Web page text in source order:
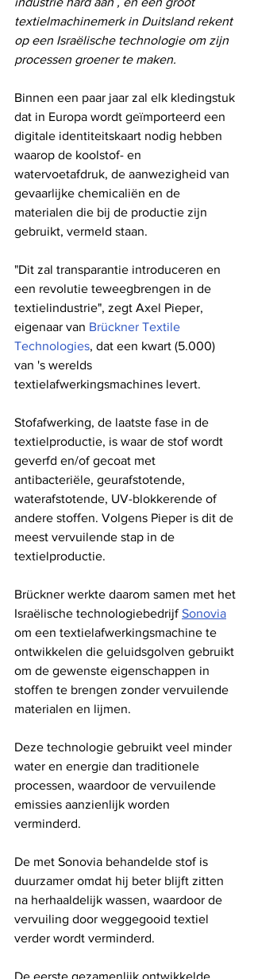
textielmachinemerk in Duitsland rekent
op een Israëlische technologie om zijn
processen groener te maken.
Binnen een paar jaar zal elk kledingstuk
dat in Europa wordt geïmporteerd een
digitale identiteitskaart nodig hebben
waarop de koolstof- en
watervoetafdruk, de aanwezigheid van
gevaarlijke chemicaliën en de
materialen die bij de productie zijn
gebruikt, vermeld staan.
"Dit zal transparantie introduceren en
een revolutie teweegbrengen in de
textielindustrie", zegt Axel Pieper,
eigenaar van Brückner Textile
Technologies, dat een kwart (5.000)
van 's werelds
textielafwerkingsmachines levert.
Stofafwerking, de laatste fase in de
textielproductie, is waar de stof wordt
geverfd en/of gecoat met
antibacteriële, geurafstotende,
waterafstotende, UV-blokkerende of
andere stoffen. Volgens Pieper is dit de
meest vervuilende stap in de
textielproductie.
Brückner werkte daarom samen met het
Israëlische technologiebedrijf Sonovia
om een ​​textielafwerkingsmachine te
ontwikkelen die geluidsgolven gebruikt
om de gewenste eigenschappen in
stoffen te brengen zonder vervuilende
materialen en lijmen.
Deze technologie gebruikt veel minder
water en energie dan traditionele
processen, waardoor de vervuilende
emissies aanzienlijk worden
verminderd.
De met Sonovia behandelde stof is
duurzamer omdat hij beter blijft zitten
na herhaaldelijk wassen, waardoor de
vervuiling door weggegooid textiel
verder wordt verminderd.